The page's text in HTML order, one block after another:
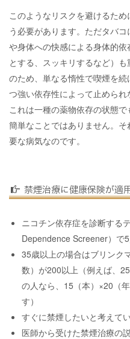
このようなリスクを避けるた
う必要があります。ただタバ
や身体への快感による身体的
とする、スッキリするなど）
のため、単なる惰性で喫煙を
つ強い依存性によって止めら
これは一種の薬物依存の状態
簡単なことではありません。
要な病気なのです。
禁煙治療に健康保険が適
ニコチン依存症を診断する
Dependence Screener）で
35歳以上の場合はブリンク
数）が200以上（例えば、
の人なら、15（本）×20（
す）
すぐに禁煙したいと考えて
医師から受けた禁煙治療の